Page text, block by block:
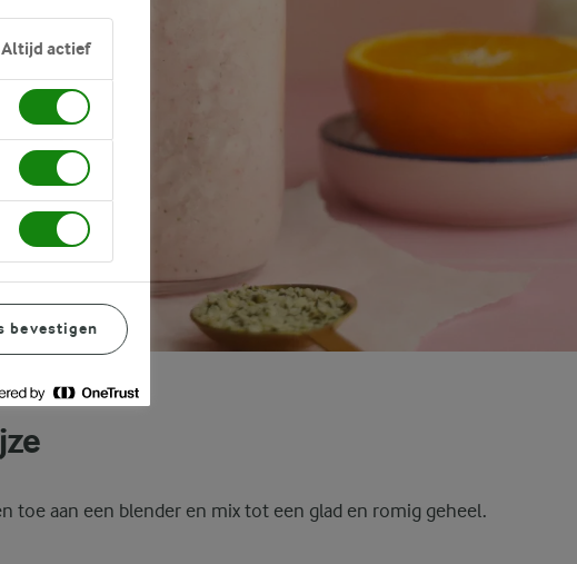
toe aan een blender en mix tot een glad en romig geheel.
Altijd actief
bevestigen